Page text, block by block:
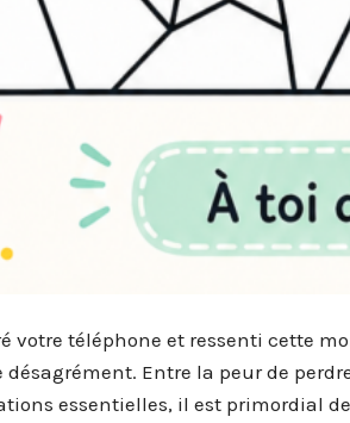
votre téléphone et ressenti cette
Entre la peur de
essentielles, il est primordial